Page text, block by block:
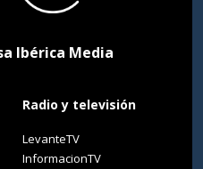
Ibérica Media
Radio y televisión
LevanteTV
InformacionTV